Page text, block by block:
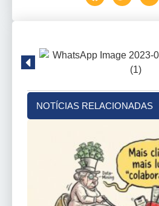
NOTÍCIAS RELACIONADAS